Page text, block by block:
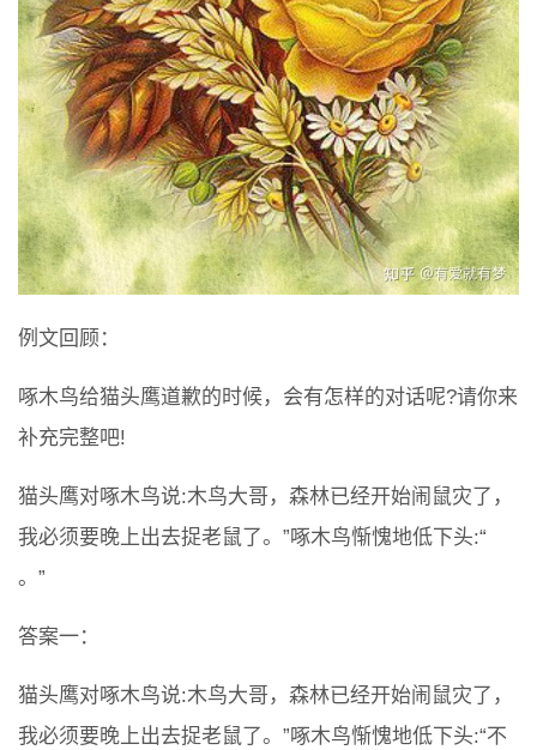
例文回顾：
啄木鸟给猫头鹰道歉的时候，会有怎样的对话呢?请你来
补充完整吧!
猫头鹰对啄木鸟说:木鸟大哥，森林已经开始闹鼠灾了，
我必须要晚上出去捉老鼠了。”啄木鸟惭愧地低下头:“
。”
答案一：
猫头鹰对啄木鸟说:木鸟大哥，森林已经开始闹鼠灾了，
我必须要晚上出去捉老鼠了。”啄木鸟惭愧地低下头:“不